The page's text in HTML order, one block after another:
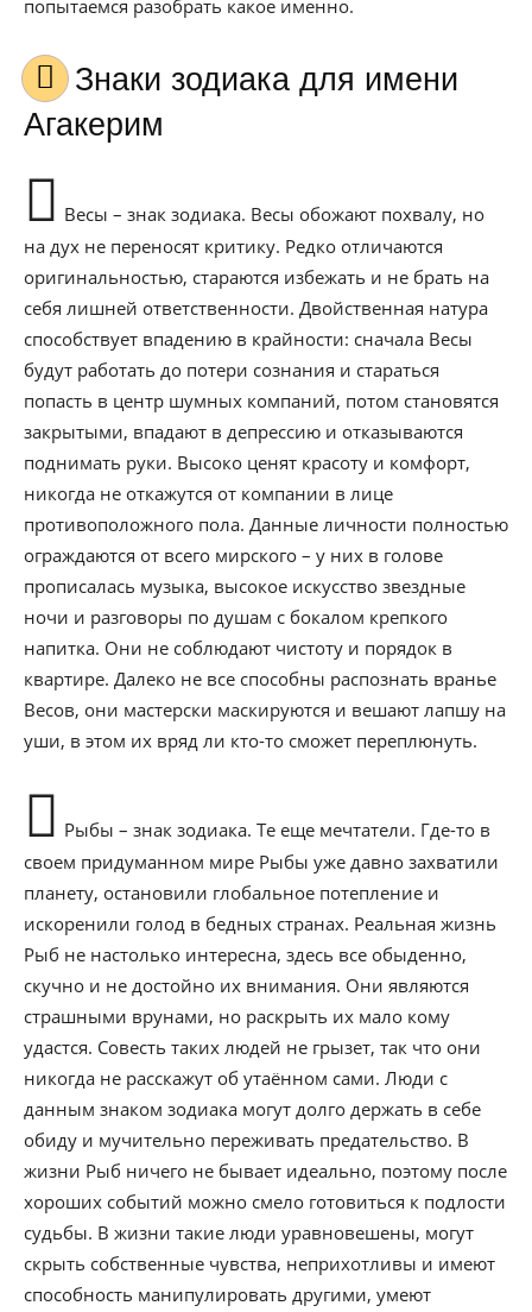
попытаемся разобрать какое именно.
Знаки зодиака для имени
Агакерим
Весы – знак зодиака. Весы обожают похвалу, но
на дух не переносят критику. Редко отличаются
оригинальностью, стараются избежать и не брать на
себя лишней ответственности. Двойственная натура
способствует впадению в крайности: сначала Весы
будут работать до потери сознания и стараться
попасть в центр шумных компаний, потом становятся
закрытыми, впадают в депрессию и отказываются
поднимать руки. Высоко ценят красоту и комфорт,
никогда не откажутся от компании в лице
противоположного пола. Данные личности полностью
ограждаются от всего мирского – у них в голове
прописалась музыка, высокое искусство звездные
ночи и разговоры по душам с бокалом крепкого
напитка. Они не соблюдают чистоту и порядок в
квартире. Далеко не все способны распознать вранье
Весов, они мастерски маскируются и вешают лапшу на
уши, в этом их вряд ли кто-то сможет переплюнуть.
Рыбы – знак зодиака. Те еще мечтатели. Где-то в
своем придуманном мире Рыбы уже давно захватили
планету, остановили глобальное потепление и
искоренили голод в бедных странах. Реальная жизнь
Рыб не настолько интересна, здесь все обыденно,
скучно и не достойно их внимания. Они являются
страшными врунами, но раскрыть их мало кому
удастся. Совесть таких людей не грызет, так что они
никогда не расскажут об утаённом сами. Люди с
данным знаком зодиака могут долго держать в себе
обиду и мучительно переживать предательство. В
жизни Рыб ничего не бывает идеально, поэтому после
хороших событий можно смело готовиться к подлости
судьбы. В жизни такие люди уравновешены, могут
скрыть собственные чувства, неприхотливы и имеют
способность манипулировать другими, умеют